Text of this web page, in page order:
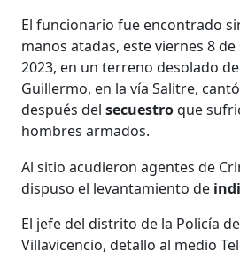
El funcionario fue encontrado
manos atadas, este viernes 8
2023, en un terreno desolado
Guillermo, en la vía Salitre,
después del secuestroque
hombres armados.
Al sitio acudieron agentes de
dispuso el levantamiento de
El jefe del distrito de la Policía
Villavicencio, detallo al medio